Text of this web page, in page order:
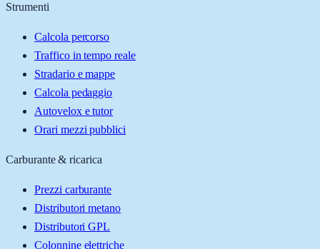
Strumenti
Calcola percorso
Traffico in tempo reale
Stradario e mappe
Calcola pedaggio
Autovelox e tutor
Orari mezzi pubblici
Carburante & ricarica
Prezzi carburante
Distributori metano
Distributori GPL
Colonnine elettriche